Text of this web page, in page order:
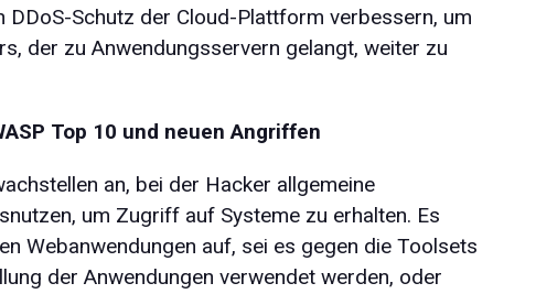
Schutz der Cloud-Plattform verbessern, um
der zu Anwendungsservern gelangt, weiter zu
Top 10 und neuen Angriffen
an, bei der Hacker allgemeine
um Zugriff auf Systeme zu erhalten. Es
Webanwendungen auf, sei es gegen die Toolsets
der Anwendungen verwendet werden, oder